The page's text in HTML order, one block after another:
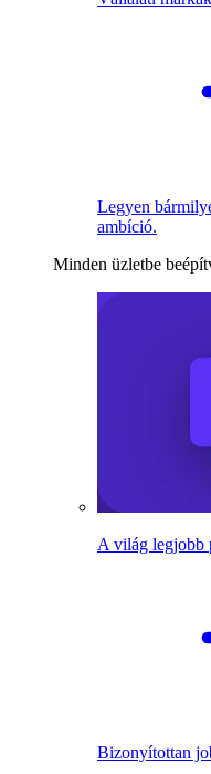
Legyen
ambíció.
Minden üzletbe
A világ legjobb
Bizonyítottan